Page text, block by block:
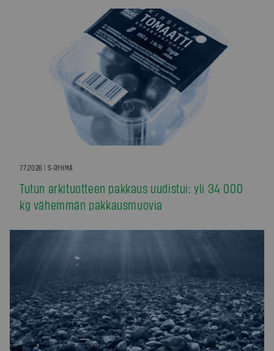
7.7.2026 | S-RYHMÄ
Tutun arkituotteen pakkaus uudistui: yli 34 000
kg vähemmän pakkausmuovia